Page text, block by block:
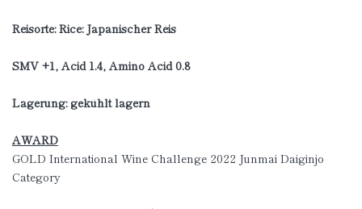
Reisorte: Rice: Japanischer Reis
SMV +1, Acid 1.4, Amino Acid 0.8
Lagerung: gekühlt lagern
AWARD
GOLD International Wine Challenge 2022 Junmai Daiginjo
Category